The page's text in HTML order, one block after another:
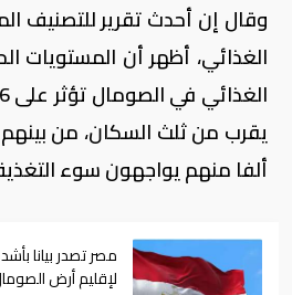
وقال إن أحدث تقرير للتصنيف
الغذائي، أظهر أن المستويات
ألفا منهم يواجهون سوء
مصر تصدر بيانا
لإقليم أرض